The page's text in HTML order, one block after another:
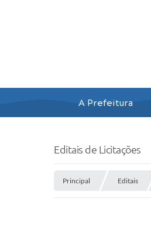
A Prefeitura
Editais de Licitações
Principal Editais